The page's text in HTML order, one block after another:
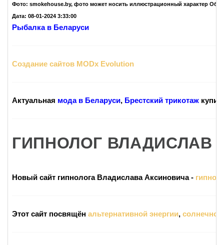
Фото: smokehouse.by, фото может носить иллюстрационный характер
Дата: 08-01-2024 3:33:00
Рыбалка в Беларуси
Создание сайтов MODx Evolution
Актуальная мода в Беларуси, Брестский трикотаж
ГИПНОЛОГ
Новый сайт гипнолога Владислава Аксиновича -
Этот сайт посвящён альтернативной энергии, солнечной